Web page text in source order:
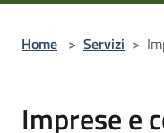
Home > Servizi >
Imprese e